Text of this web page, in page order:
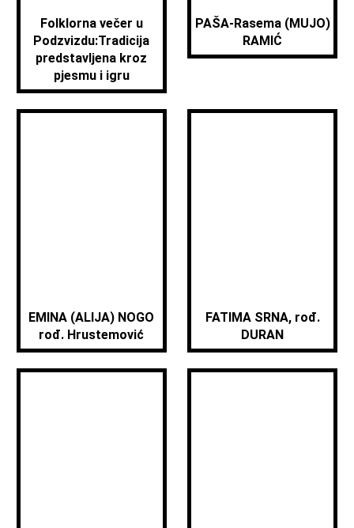
Folklorna večer u
Podzvizdu:Tradicija
predstavljena kroz
pjesmu i igru
PAŠA-Rasema (MUJO)
RAMIĆ
EMINA (ALIJA) NOGO
rođ. Hrustemović
FATIMA SRNA, rođ.
DURAN